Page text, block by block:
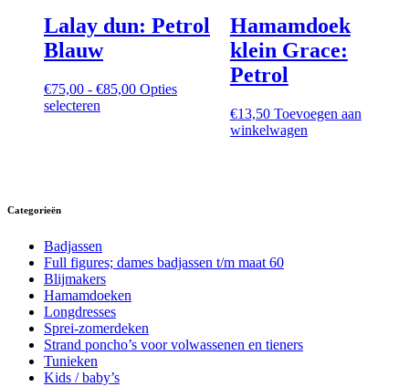
Lalay dun: Petrol
Blauw
€75,00 - €85,00Prijsklasse:
Opties
selecteren
worden
op
de
productpagina
Hamamdoek
klein Grace:
Petrol
€13,50 Toevoegen aan
winkelwagen
Categorieën
Badjassen
Full figures; dames badjassen t/m maat 60
Blijmakers
Hamamdoeken
Longdresses
Sprei-zomerdeken
Strand poncho’s voor volwassenen en tieners
Tunieken
Kids / baby’s